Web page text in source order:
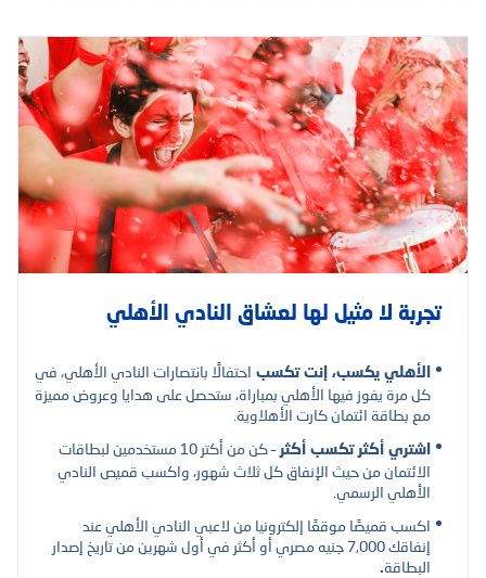
تجربة لا مثيل لها لعشاق النادي الأهلي
الأهلي يكسب، إنت تكسب احتفالًا بانتصارات النادي الأهلي، في
كل مرة يفوز فيها الأهلي بمباراة، ستحصل على هدايا وعروض مميزة
مع بطاقة ائتمان كارت الأهلاوية.
اشتري أكثر تكسب أكثر
– كن من أكتر 10 مستخدمين لبطاقات
الائتمان من حيث الإنفاق كل ثلاث شهور، واكسب قميص النادي
الأهلي الرسمي.
اكسب قميصًا موقعًا إلكترونيا من لاعبي النادي الأهلي عند
إنفاقك 7,000 جنيه مصري أو أكثر في أول شهرين من تاريخ إصدار
البطاقة.